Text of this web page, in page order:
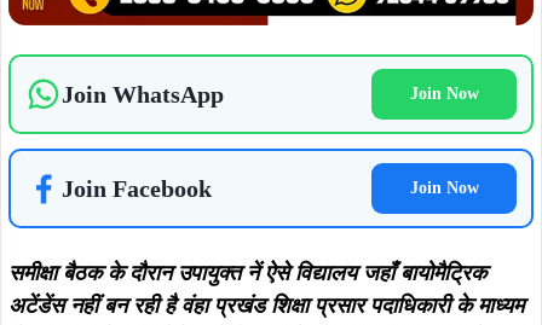
Join WhatsApp Join Now
Join Facebook Join Now
समीक्षा बैठक के दौरान उपायुक्त नें ऐसे विद्यालय जहाँ बायोमैट्रिक
अटेंडेंस नहीं बन रही है वंहा प्रखंड शिक्षा प्रसार पदाधिकारी के माध्यम